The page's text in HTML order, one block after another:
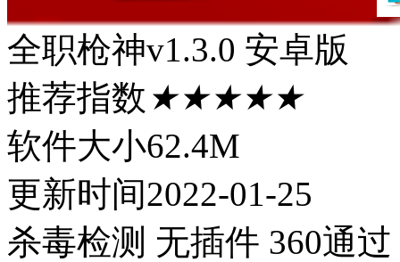
全职枪神v1.3.0 安卓版
推荐指数 ★★★★★
软件大小62.4M
更新时间2022-01-25
杀毒检测 无插件 360通过